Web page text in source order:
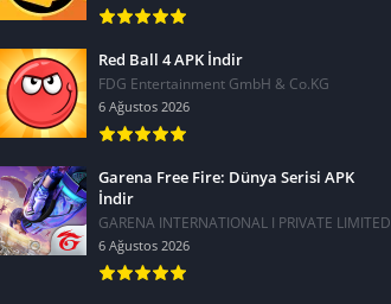
Red Ball 4 APK İndir
FDG Entertainment GmbH & Co.KG
6 Ağustos 2026
Garena Free Fire: Dünya Serisi APK
İndir
GARENA INTERNATIONAL I PRIVATE LIMITED
6 Ağustos 2026